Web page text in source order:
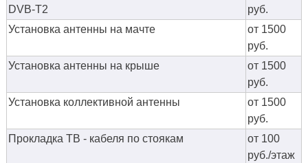
DVB-T2
руб.
Установка антенны на мачте
от 1500
руб.
Установка антенны на крыше
от 1500
руб.
Установка коллективной антенны
от 1500
руб.
Прокладка ТВ - кабеля по стоякам
от 100
руб./этаж